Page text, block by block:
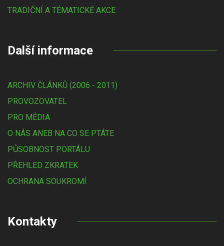
TRADIČNÍ A TÉMATICKÉ AKCE
Další informace
ARCHIV ČLÁNKŮ (2006 - 2011)
PROVOZOVATEL
PRO MÉDIA
O NÁS ANEB NA CO SE PTÁTE
PŮSOBNOST PORTÁLU
PŘEHLED ZKRATEK
OCHRANA SOUKROMÍ
Kontakty